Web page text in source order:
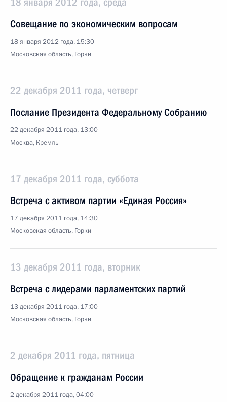
Совещание по экономическим вопросам
18 января 2012 года, 15:30
Московская область, Горки
22 декабря 2011 года, четверг
Послание Президента Федеральному Собранию
22 декабря 2011 года, 13:00
Москва, Кремль
17 декабря 2011 года, суббота
Встреча с активом партии «Единая Россия»
17 декабря 2011 года, 14:30
Московская область, Горки
13 декабря 2011 года, вторник
Встреча с лидерами парламентских партий
13 декабря 2011 года, 17:00
Московская область, Горки
2 декабря 2011 года, пятница
Обращение к гражданам России
2 декабря 2011 года, 04:00